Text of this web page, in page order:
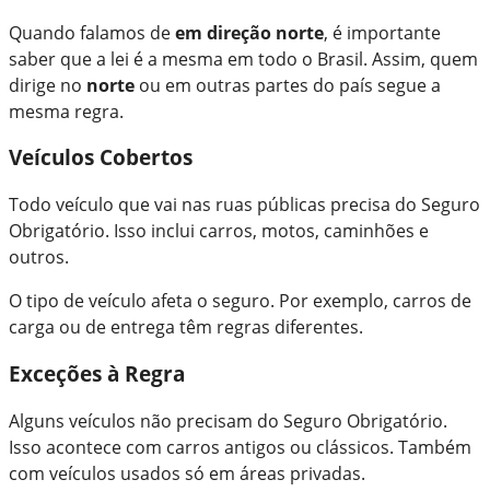
Quando falamos deem direção norte, é importante
saber que a lei é a mesma em todo o Brasil. Assim, quem
dirige no norte ou em outras partes do país segue a
mesma regra.
Veículos Cobertos
Todo veículo que vai nas ruas públicas precisa do Seguro
Obrigatório. Isso inclui carros, motos, caminhões e
outros.
O tipo de veículo afeta o seguro. Por exemplo, carros de
carga ou de entrega têm regras diferentes.
Exceções à Regra
Alguns veículos não precisam do Seguro Obrigatório.
Isso acontece com carros antigos ou clássicos. Também
com veículos usados só em áreas privadas.